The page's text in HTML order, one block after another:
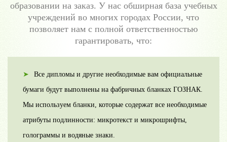
образовании на заказ. У нас обширная база учебных
учреждений во многих городах России, что
позволяет нам с полной ответственностью
гарантировать, что:
Все дипломы и другие необходимые вам официальные
бумаги будут выполнены на фабричных бланках ГОЗНАК.
Мы используем бланки, которые содержат все необходимые
атрибуты подлинности: микротекст и микрошрифты,
голограммы и водяные знаки.